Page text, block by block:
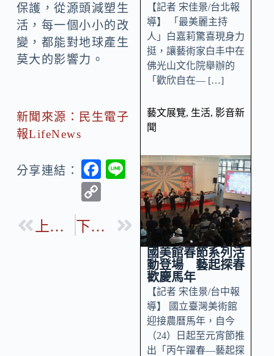
保護，從源頭減塑生
活，每一個小小的改
變，都能對地球產生
莫大的影響力。
新聞來源：民生電子
報LifeNews
分享連結：
F
b
Li
p
上一篇 下一篇
【記者 宋佳景/台北報
導】 「最美麗主持
人」白嘉莉驚喜現身力
挺，讓藝術家白丰中在
佛光山文化院舉辦的
「歡欣自在— […]
藝文展覽, 生活, 影音新
聞
國美館春節系列活
動登場 藝起探春
歡慶馬年
【記者 宋佳景/台中報
導】 國立臺灣美術館
迎接農曆馬年，自今
（24）日起至元宵節推
出「丙午躍春—藝起探